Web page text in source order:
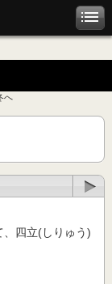
へ
、四立(しりゅう)